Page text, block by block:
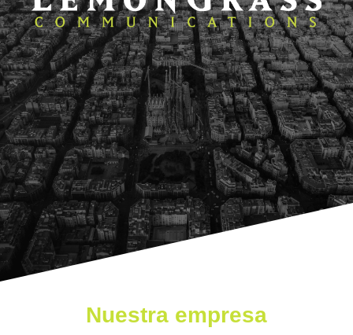
Nuestra empresa